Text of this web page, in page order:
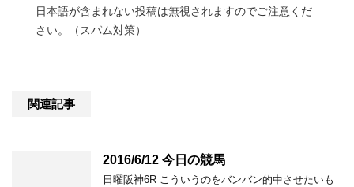
日本語が含まれない投稿は無視されますのでご注意くだ
さい。（スパム対策）
関連記事
2016/6/12 今日の競馬
日曜阪神6R こういうのをバンバン的中させたいも